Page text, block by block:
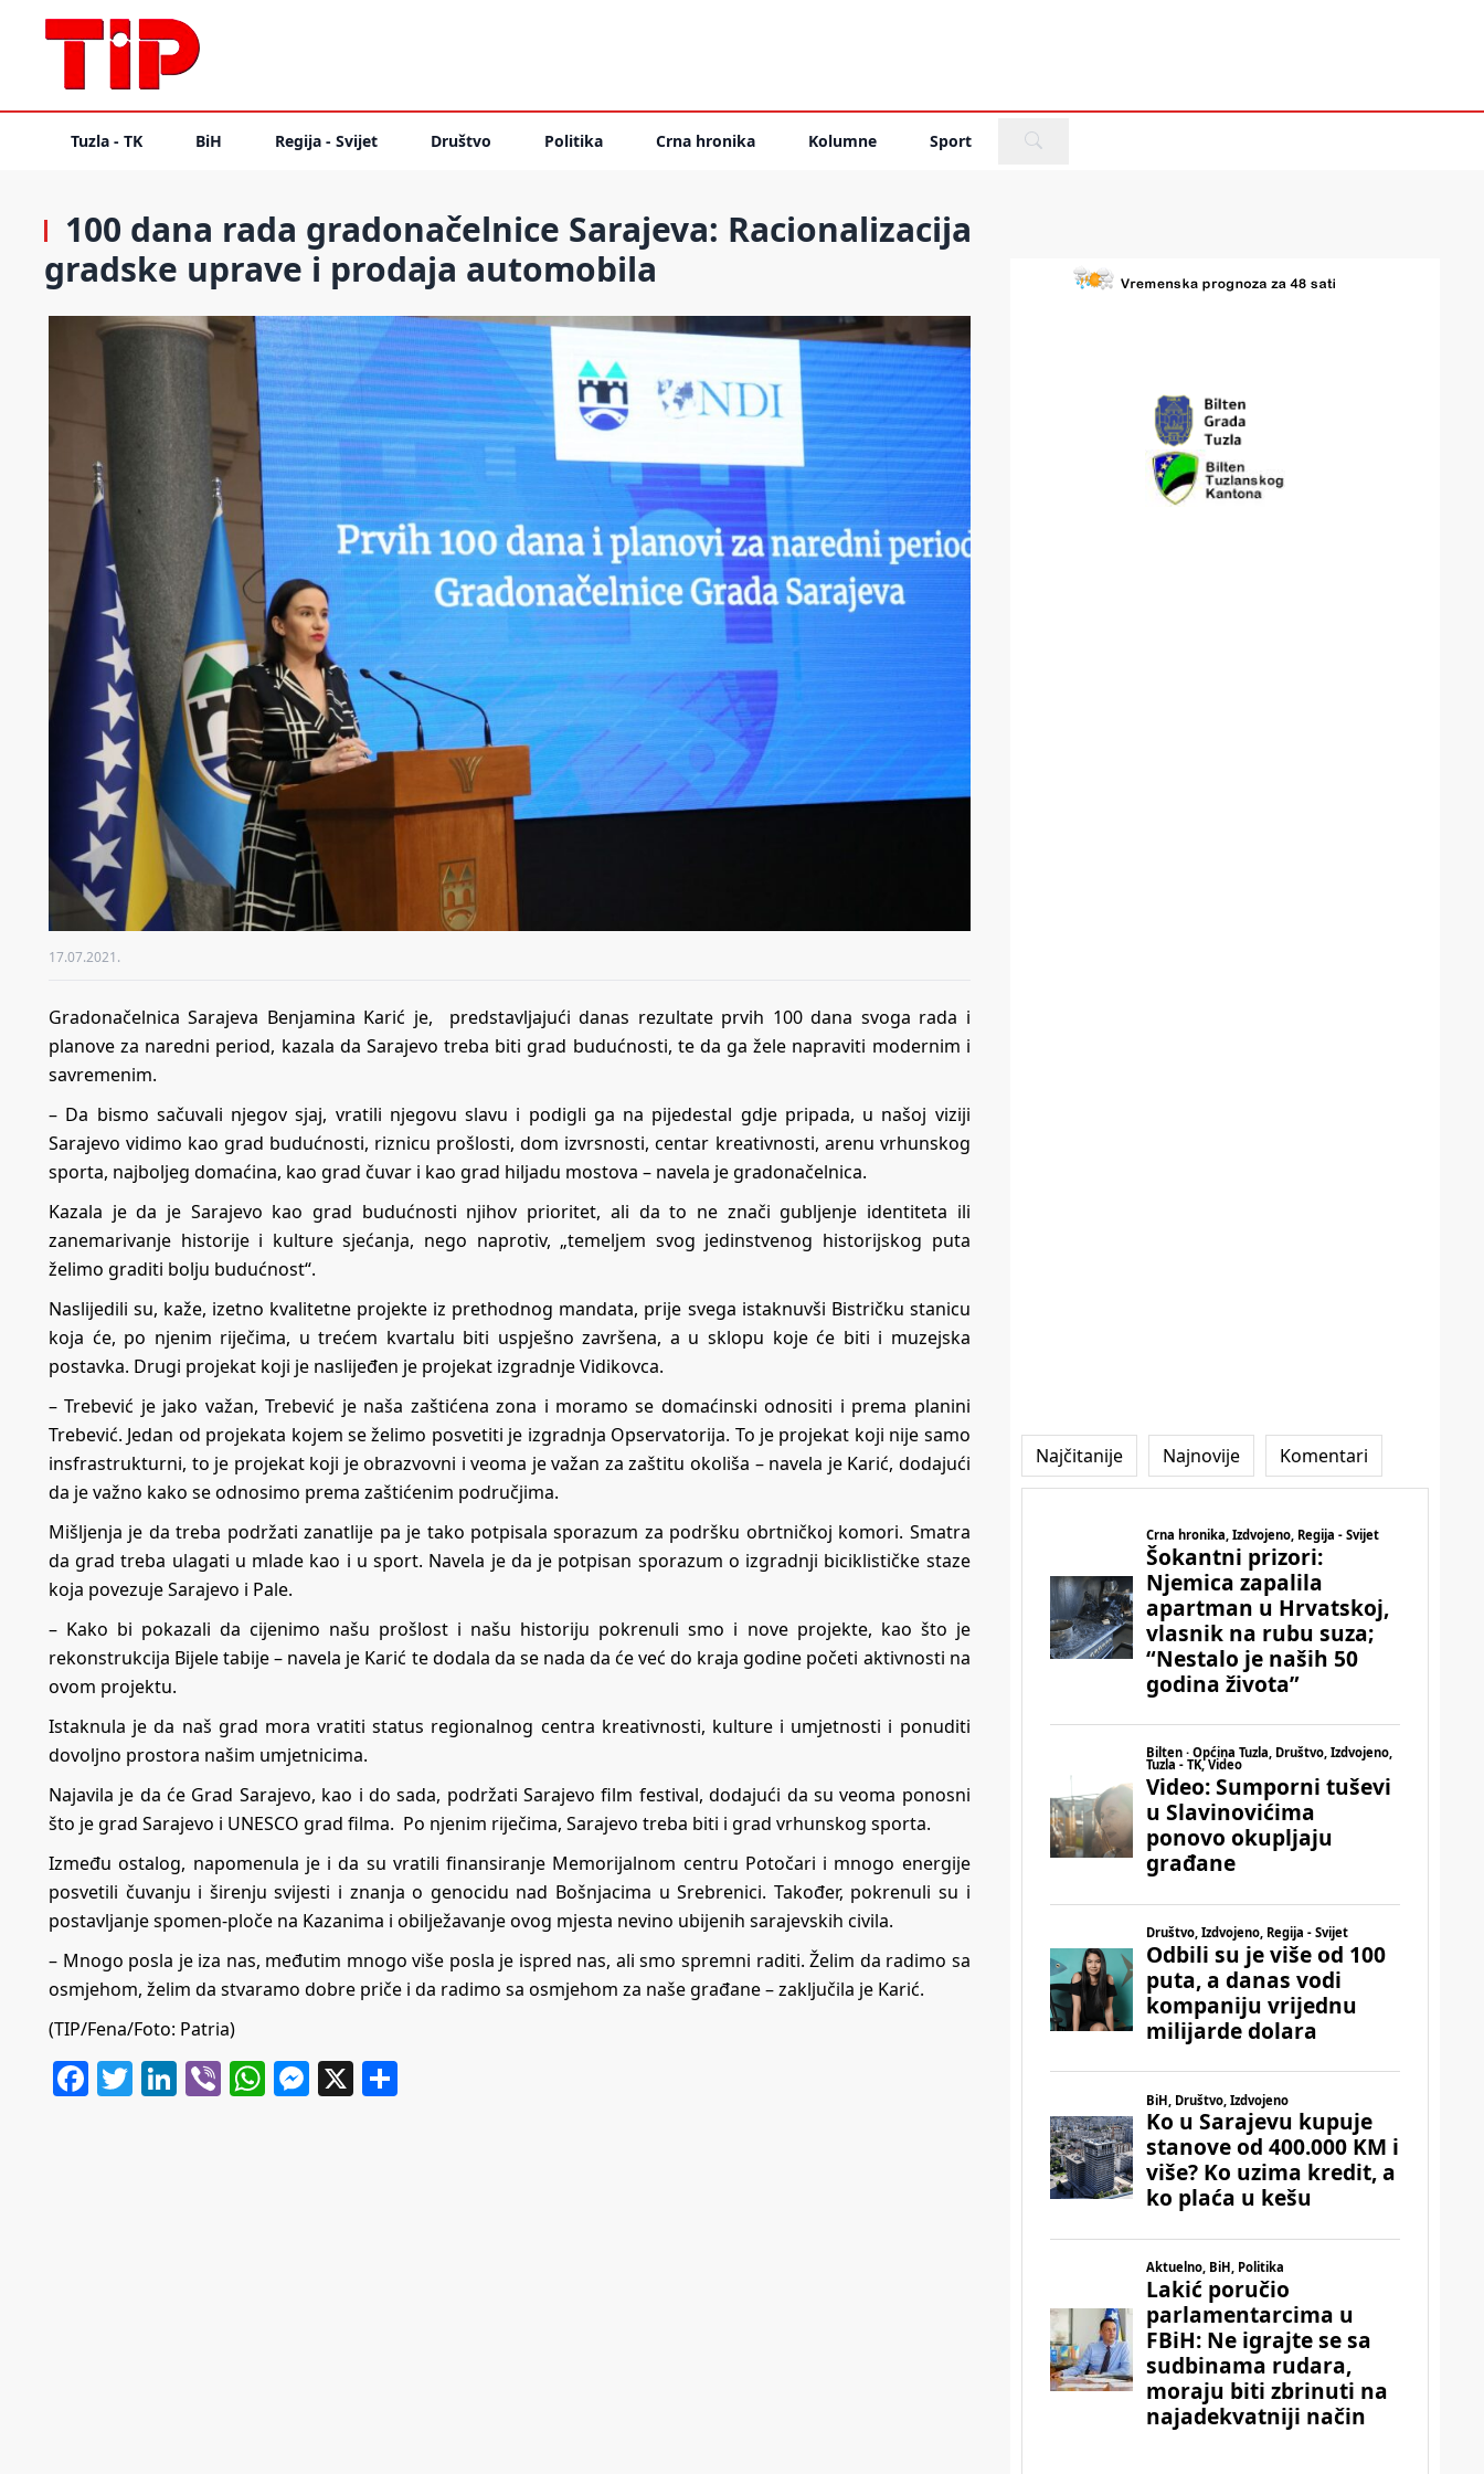
Tuzla - TK BiH Regija - Svijet Društvo Politika Crna hronika Kolumne Sport
100 dana rada gradonačelnice Sarajeva: Racionalizacija
gradske uprave i prodaja automobila
17.07.2021.
Gradonačelnica Sarajeva Benjamina Karić je, predstavljajući danas rezultate prvih 100 dana svoga rada i
planove za naredni period, kazala da Sarajevo treba biti grad budućnosti, te da ga žele napraviti modernim i
savremenim.
– Da bismo sačuvali njegov sjaj, vratili njegovu slavu i podigli ga na pijedestal gdje pripada, u našoj viziji
Sarajevo vidimo kao grad budućnosti, riznicu prošlosti, dom izvrsnosti, centar kreativnosti, arenu vrhunskog
sporta, najboljeg domaćina, kao grad čuvar i kao grad hiljadu mostova – navela je gradonačelnica.
Kazala je da je Sarajevo kao grad budućnosti njihov prioritet, ali da to ne znači gubljenje identiteta ili
zanemarivanje historije i kulture sjećanja, nego naprotiv, „temeljem svog jedinstvenog historijskog puta
želimo graditi bolju budućnost“.
Naslijedili su, kaže, izetno kvalitetne projekte iz prethodnog mandata, prije svega istaknuvši Bistričku stanicu
koja će, po njenim riječima, u trećem kvartalu biti uspješno završena, a u sklopu koje će biti i muzejska
postavka. Drugi projekat koji je naslijeđen je projekat izgradnje Vidikovca.
– Trebević je jako važan, Trebević je naša zaštićena zona i moramo se domaćinski odnositi i prema planini
Trebević. Jedan od projekata kojem se želimo posvetiti je izgradnja Opservatorija. To je projekat koji nije samo
insfrastrukturni, to je projekat koji je obrazvovni i veoma je važan za zaštitu okoliša – navela je Karić, dodajući
da je važno kako se odnosimo prema zaštićenim područjima.
Mišljenja je da treba podržati zanatlije pa je tako potpisala sporazum za podršku obrtničkoj komori. Smatra
da grad treba ulagati u mlade kao i u sport. Navela je da je potpisan sporazum o izgradnji biciklističke staze
koja povezuje Sarajevo i Pale.
– Kako bi pokazali da cijenimo našu prošlost i našu historiju pokrenuli smo i nove projekte, kao što je
rekonstrukcija Bijele tabije – navela je Karić te dodala da se nada da će već do kraja godine početi aktivnosti na
ovom projektu.
Istaknula je da naš grad mora vratiti status regionalnog centra kreativnosti, kulture i umjetnosti i ponuditi
dovoljno prostora našim umjetnicima.
Najavila je da će Grad Sarajevo, kao i do sada, podržati Sarajevo film festival, dodajući da su veoma ponosni
što je grad Sarajevo i UNESCO grad filma. Po njenim riječima, Sarajevo treba biti i grad vrhunskog sporta.
Između ostalog, napomenula je i da su vratili finansiranje Memorijalnom centru Potočari i mnogo energije
posvetili čuvanju i širenju svijesti i znanja o genocidu nad Bošnjacima u Srebrenici. Također, pokrenuli su i
postavljanje spomen-ploče na Kazanima i obilježavanje ovog mjesta nevino ubijenih sarajevskih civila.
– Mnogo posla je iza nas, međutim mnogo više posla je ispred nas, ali smo spremni raditi. Želim da radimo sa
osmjehom, želim da stvaramo dobre priče i da radimo sa osmjehom za naše građane – zaključila je Karić.
(TIP/Fena/Foto: Patria)
Facebook
Twitter
LinkedIn
ViberWhatsApp
Messenger
X
Najčitanije Najnovije Komentari